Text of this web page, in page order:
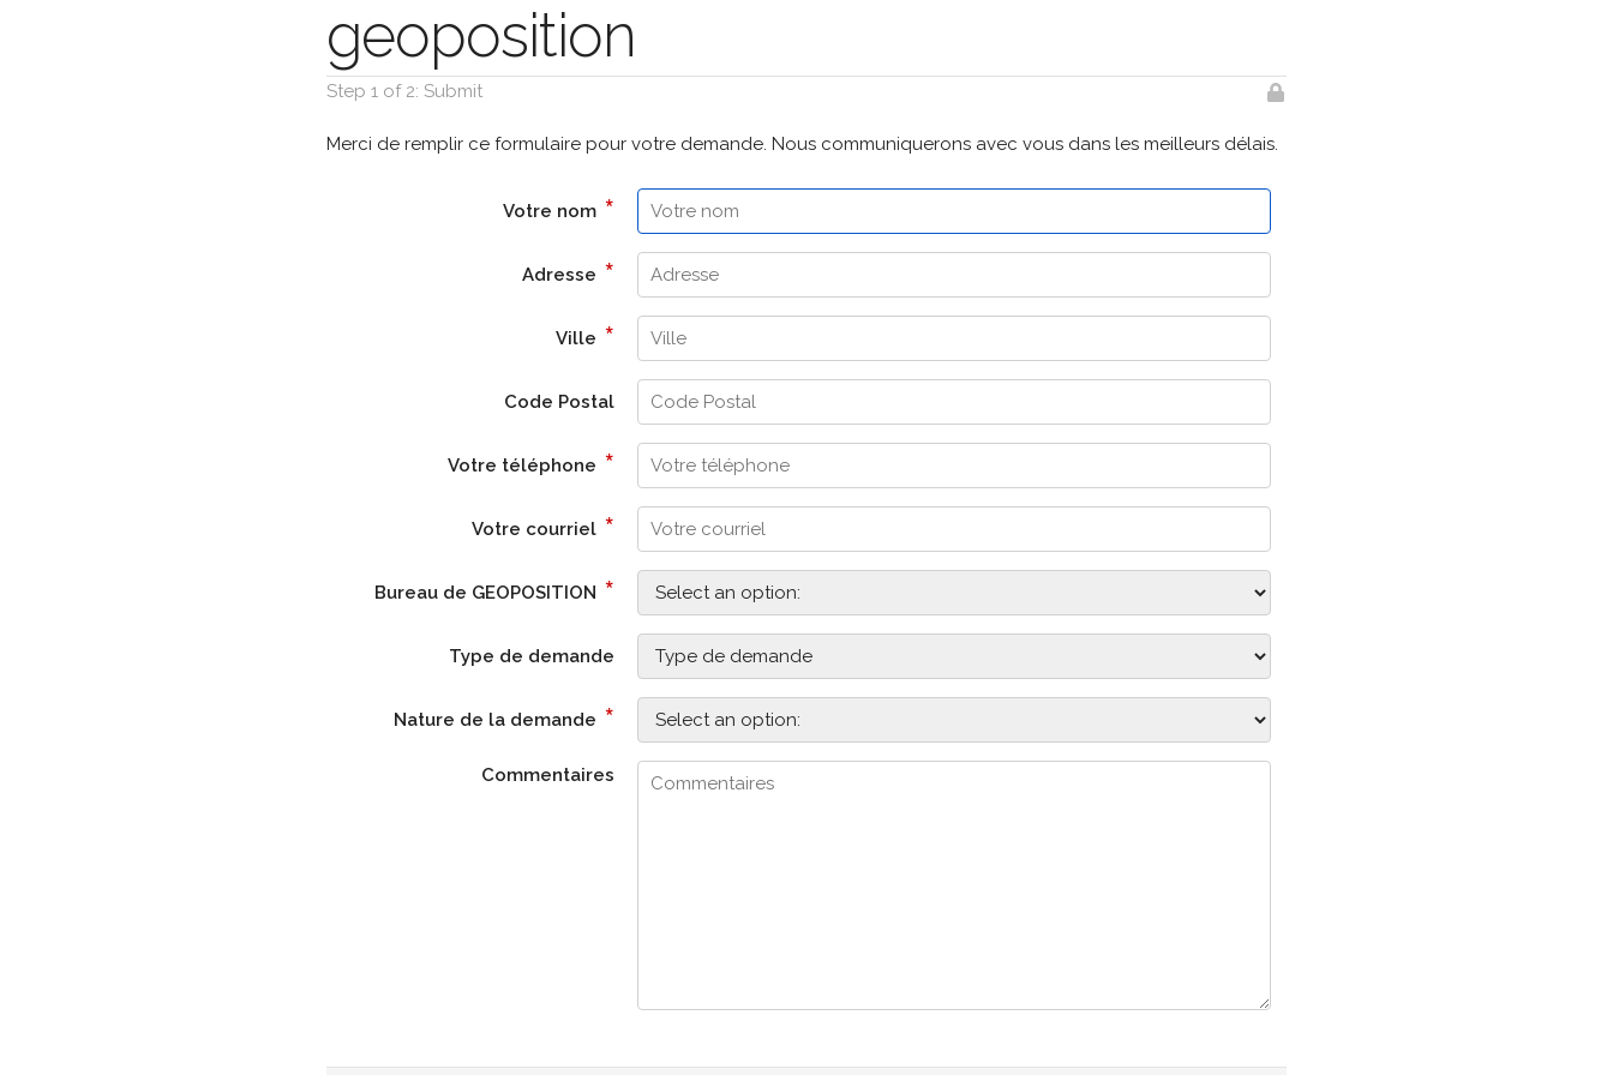
geoposition
Step 1 of 2: Submit
Merci de remplir ce formulaire pour votre demande. Nous communiquerons avec vous dans les meilleurs délais.
Votre nom *
Adresse *
Ville *
Code Postal
Votre téléphone *
Votre courriel *
Bureau de GEOPOSITION *
Type de demande
Nature de la demande *
Commentaires